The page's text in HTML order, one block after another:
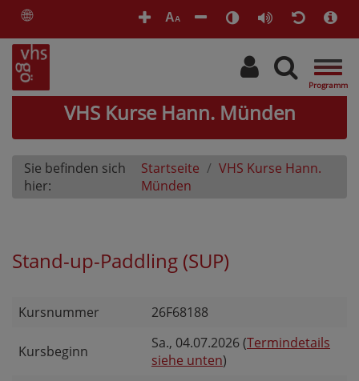
🌐 AA
VHS Kurse Hann. Münden
Sie befinden sich
hier:
Startseite
VHS Kurse Hann.
Münden
Stand-up-Paddling (SUP)
Kursnummer 26F68188
Kursbeginn Sa., 04.07.2026 (Termindetails
siehe unten)